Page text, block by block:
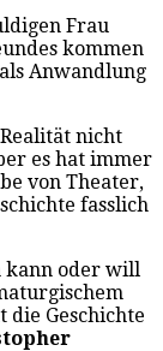
Frau
kommen
Anwandlung
Realität nicht
es hat immer
von Theater,
fasslich
kann oder will
die Geschichte